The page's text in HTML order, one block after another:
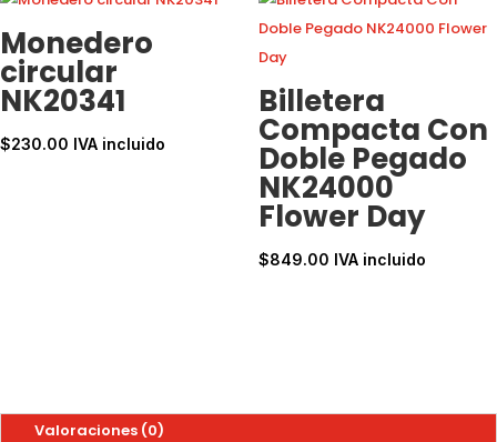
Monedero
circular
NK20341
$230.00 IVA incluido
Billetera
Compacta Con
Doble Pegado
NK24000
Flower Day
$849.00 IVA incluido
Valoraciones (0)